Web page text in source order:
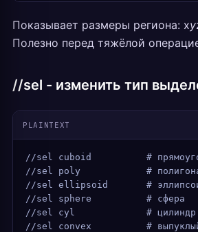
Показывает размеры региона: xy
Полезно перед тяжёлой
//sel - изменить тип
PLAINTEXT
//sel cuboid          #
//sel poly            #
//sel ellipsoid       #
//sel sphere          # сфера
//sel cyl             # цилиндр
//sel convex          # выпуклый